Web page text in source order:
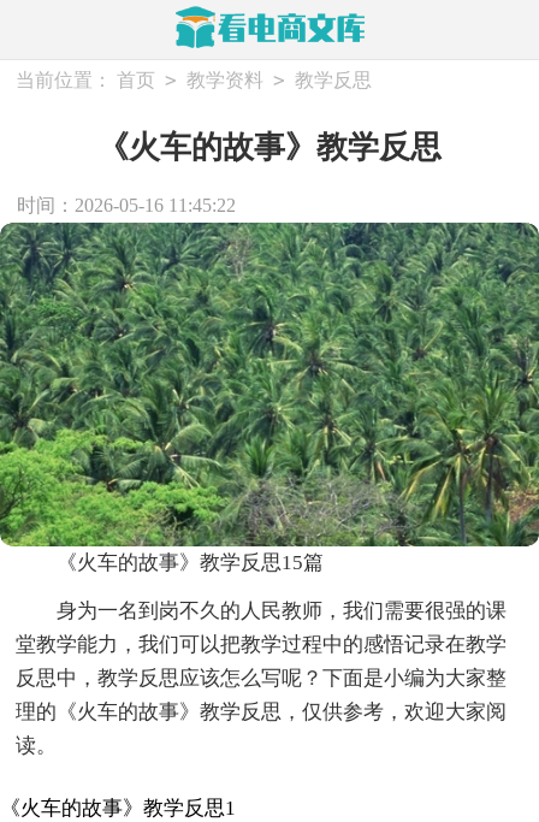
当前位置： 首页 > 教学资料 > 教学反思
《火车的故事》教学反思
时间：2026-05-16 11:45:22
《火车的故事》教学反思15篇
身为一名到岗不久的人民教师，我们需要很强的课
堂教学能力，我们可以把教学过程中的感悟记录在教学
反思中，教学反思应该怎么写呢？下面是小编为大家整
理的《火车的故事》教学反思，仅供参考，欢迎大家阅
读。
《火车的故事》教学反思1